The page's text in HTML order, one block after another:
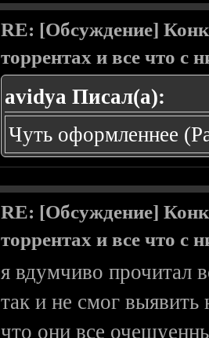
RE: [Обсуждение]
торрентах и все что с
avidya Писал(а):
Чуть оформленнее
RE: [Обсуждение]
торрентах и все что с
я вдумчиво прочитал
так и не смог
что они все